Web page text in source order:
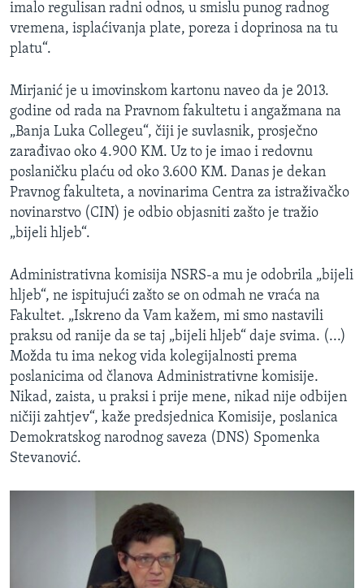
imalo regulisan radni odnos, u smislu punog radnog
vremena, isplaćivanja plate, poreza i doprinosa na tu
platu“.
Mirjanić je u imovinskom kartonu naveo da je 2013.
godine od rada na Pravnom fakultetu i angažmana na
„Banja Luka Collegeu“, čiji je suvlasnik, prosječno
zarađivao oko 4.900 KM. Uz to je imao i redovnu
poslaničku plaću od oko 3.600 KM. Danas je dekan
Pravnog fakulteta, a novinarima Centra za istraživačko
novinarstvo (CIN) je odbio objasniti zašto je tražio
„bijeli hljeb“.
Administrativna komisija NSRS-a mu je odobrila „bijeli
hljeb“, ne ispitujući zašto se on odmah ne vraća na
Fakultet. „Iskreno da Vam kažem, mi smo nastavili
praksu od ranije da se taj „bijeli hljeb“ daje svima. (...)
Možda tu ima nekog vida kolegijalnosti prema
poslanicima od članova Administrativne komisije.
Nikad, zaista, u praksi i prije mene, nikad nije odbijen
ničiji zahtjev“, kaže predsjednica Komisije, poslanica
Demokratskog narodnog saveza (DNS) Spomenka
Stevanović.